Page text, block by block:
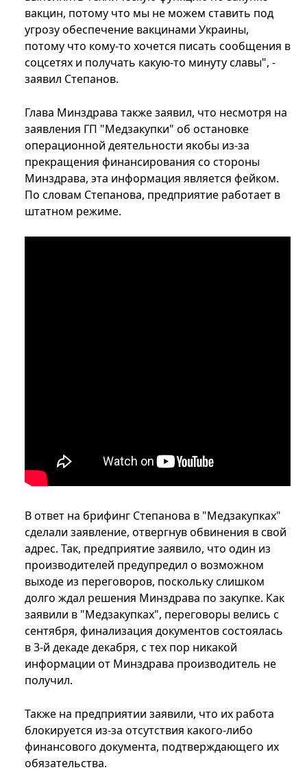
вакцин, потому что мы не можем ставить под
угрозу обеспечение вакцинами Украины,
потому что кому-то хочется писать сообщения в
соцсетях и получать какую-то минуту славы", -
заявил Степанов.
Глава Минздрава также заявил, что несмотря на
заявления ГП "Медзакупки" об остановке
операционной деятельности якобы из-за
прекращения финансирования со стороны
Минздрава, эта информация является фейком.
По словам Степанова, предприятие работает в
штатном режиме.
В ответ на брифинг Степанова в "Медзакупках"
сделали заявление, отвергнув обвинения в свой
адрес. Так, предприятие заявило, что один из
производителей предупредил о возможном
выходе из переговоров, поскольку слишком
долго ждал решения Минздрава по закупке. Как
заявили в "Медзакупках", переговоры велись с
сентября, финализация документов состоялась
в 3-й декаде декабря, с тех пор никакой
информации от Минздрава производитель не
получил.
Также на предприятии заявили, что их работа
блокируется из-за отсутствия какого-либо
финансового документа, подтверждающего их
обязательства.